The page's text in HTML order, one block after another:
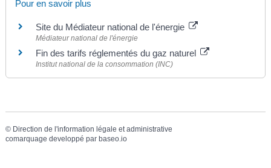
Pour en savoir plus
Site du Médiateur national de l'énergie
Médiateur national de l'énergie
Fin des tarifs réglementés du gaz naturel
Institut national de la consommation (INC)
© Direction de l'information légale et administrative
comarquage developpé par baseo.io